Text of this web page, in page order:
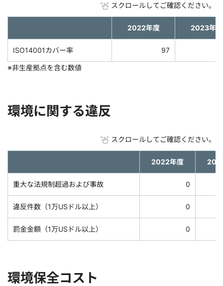
スクロールしてご確認ください。
2022年度 2023年度
ISO14001カバー率 97
※非生産拠点を含む数値
環境に関する違反
スクロールしてご確認ください。
2022年度
重大な法規制超過および事故 0
違反件数（1万USドル以上） 0
罰金金額（1万USドル以上） 0
環境保全コスト